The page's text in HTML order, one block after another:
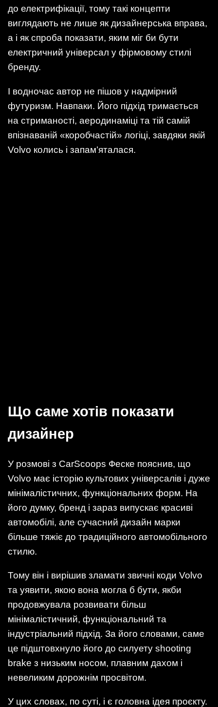
до електрифікації, тому такі концепти
виглядають не лише як дизайнерська вправа,
а і як спроба показати, яким міг би бути
електричний універсал у фірмовому стилі
бренду.
І водночас автор не пішов у надмірний
футуризм. Навпаки. Його підхід тримається
на стриманості, аеродинаміці та тій самій
впізнаваній «коробчастій» логіці, завдяки якій
Volvo колись і запам’яталася.
Що саме хотів показати
дизайнер
У розмові з CarScoops Феске пояснив, що
Volvo має історію культових універсалів і дуже
мінімалістичних, функціональних форм. На
його думку, бренд і зараз випускає красиві
автомобілі, але сучасний дизайн марки
більше тяжіє до традиційного автомобільного
стилю.
Тому він і вирішив зламати звичні коди Volvo
та уявити, якою вона могла б бути, якби
продовжувала розвивати більш
мінімалістичний, функціональний та
індустріальний підхід. За його словами, саме
це підштовхнуло його до силуету shooting
brake з низьким носом, плавним дахом і
невеликим дорожнім просвітом.
У цих словах, по суті, і є головна ідея проєкту.